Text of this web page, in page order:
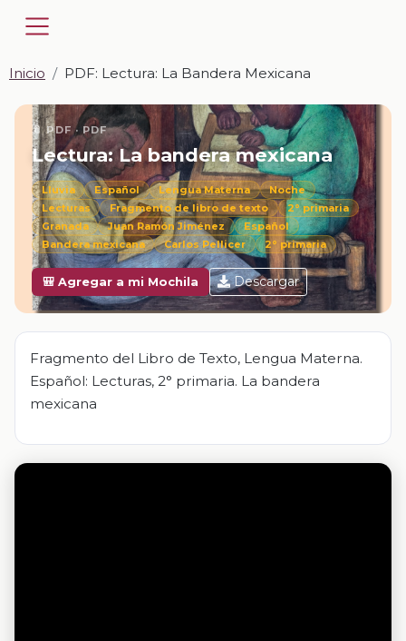
Inicio PDF: Lectura: La Bandera Mexicana
📎 PDF · PDF
Lectura: La bandera mexicana
Lluvia Español Lengua Materna
Noche
Lecturas
Fragmento de libro de texto
2° primaria
Granada
Juan Ramón Jiménez
Español
Bandera mexicana
Carlos Pellicer 2° primaria
🎒 Agregar a mi Mochila Descargar
Fragmento del Libro de Texto, Lengua Materna.
Español: Lecturas, 2° primaria. La bandera
mexicana